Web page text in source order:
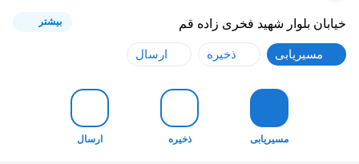
خیابان بلوار شهید فخری زاده قم بیشتر
مسیریابی ذخیره ارسال
مسیریابی ذخیره ارسال